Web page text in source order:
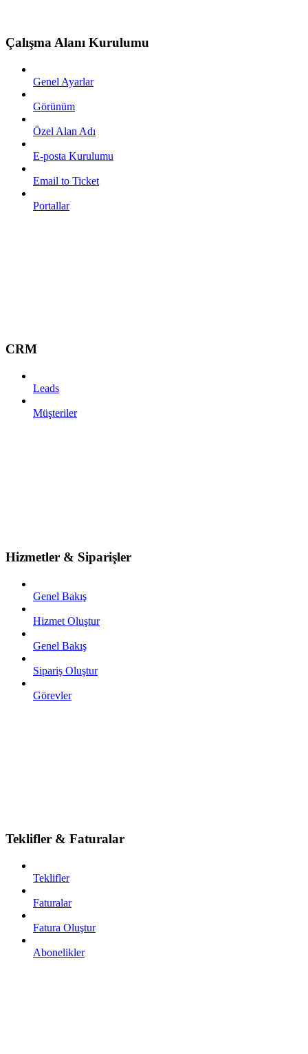
Çalışma Alanı Kurulumu
Genel Ayarlar
Görünüm
Özel Alan Adı
E-posta Kurulumu
Email to Ticket
Portallar
CRM
Leads
Müşteriler
Hizmetler & Siparişler
Genel Bakış
Hizmet Oluştur
Genel Bakış
Sipariş Oluştur
Görevler
Teklifler & Faturalar
Teklifler
Faturalar
Fatura Oluştur
Abonelikler